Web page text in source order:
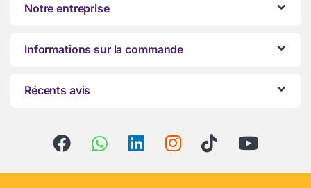
Notre entreprise
Informations sur la commande
Récents avis